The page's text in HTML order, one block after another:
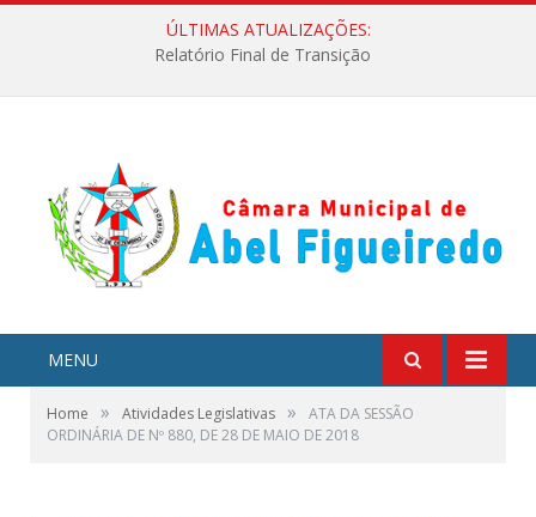
ÚLTIMAS ATUALIZAÇÕES:
Relatório Final de Transição
MENU
Home » Atividades Legislativas »
ATA DA SESSÃO
ORDINÁRIA DE Nº 880, DE 28 DE MAIO DE 2018